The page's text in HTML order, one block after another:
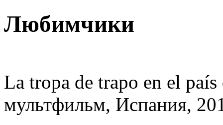
Любимчики
La tropa de trapo en el
мультфильм, Испания,